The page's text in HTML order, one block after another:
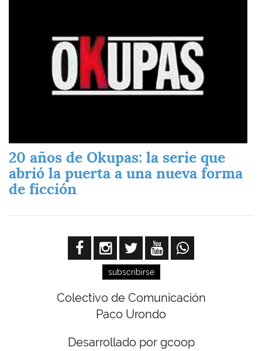
20 años de Okupas: la serie que
abrió la puerta a una nueva forma
de ficción
subscribirse
Colectivo de Comunicación
Paco Urondo
Desarrollado por gcoop